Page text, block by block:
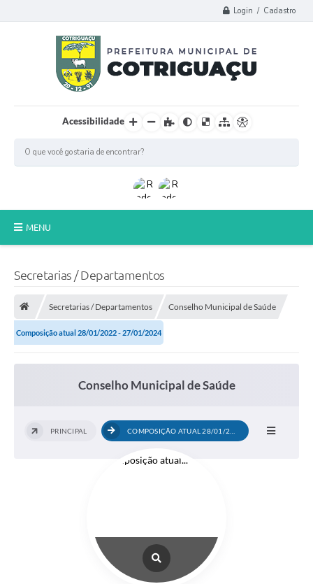
Login / Cadastro
Acessibilidade
MENU
A Prefeitura
Secretarias / Departamentos
Secretarias / Departamentos Conselho Municipal de Saúde
Composição atual 28/01/2022 - 27/01/2024
Conselho Municipal de Saúde
PRINCIPAL